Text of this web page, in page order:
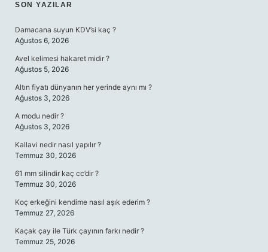
SIDEBAR
SON YAZILAR
Damacana suyun KDV’si kaç ?
Ağustos 6, 2026
Avel kelimesi hakaret midir ?
Ağustos 5, 2026
Altın fiyatı dünyanın her yerinde aynı mı ?
Ağustos 3, 2026
A modu nedir ?
Ağustos 3, 2026
Kallavi nedir nasıl yapılır ?
Temmuz 30, 2026
61 mm silindir kaç cc’dir ?
Temmuz 30, 2026
Koç erkeğini kendime nasıl aşık ederim ?
Temmuz 27, 2026
Kaçak çay ile Türk çayının farkı nedir ?
Temmuz 25, 2026